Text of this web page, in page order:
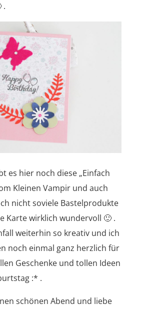
.
es hier noch diese „Einfach
Kleinen Vampir und auch
nicht soviele Bastelprodukte
Karte wirklich wundervoll 🙂 .
weiterhin so kreativ und ich
noch einmal ganz herzlich für
Geschenke und tollen Ideen
:* .
schönen Abend und liebe